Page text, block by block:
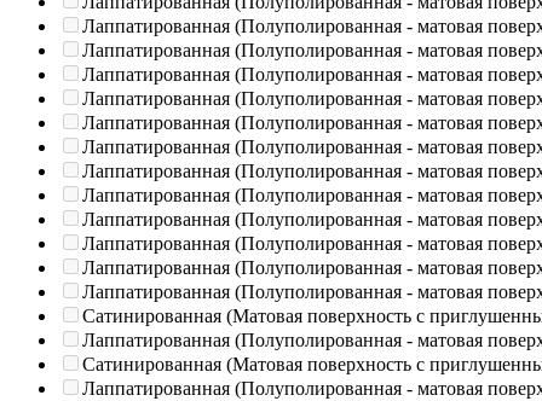
Лаппатированная (Полуполированная - матовая
Лаппатированная (Полуполированная - матовая
Лаппатированная (Полуполированная - матовая
Лаппатированная (Полуполированная - матовая
Лаппатированная (Полуполированная - матовая
Лаппатированная (Полуполированная - матовая
Лаппатированная (Полуполированная - матовая
Лаппатированная (Полуполированная - матовая
Лаппатированная (Полуполированная - матовая
Лаппатированная (Полуполированная - матовая
Лаппатированная (Полуполированная - матовая
Лаппатированная (Полуполированная - матовая
Сатинированная (Матовая поверхность с
Лаппатированная (Полуполированная - матовая
Сатинированная (Матовая поверхность с
Лаппатированная (Полуполированная - матовая